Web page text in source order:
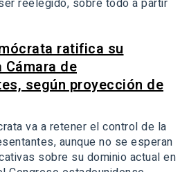
reelegido, sobre todo a partir
ratifica su
Cámara de
según proyección de
va a retener el control de la
aunque no se esperan
sobre su dominio actual en